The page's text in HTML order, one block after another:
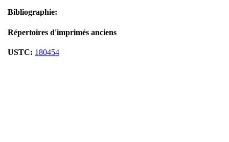
Bibliographie:
Répertoires d'imprimés anciens
USTC: 180454